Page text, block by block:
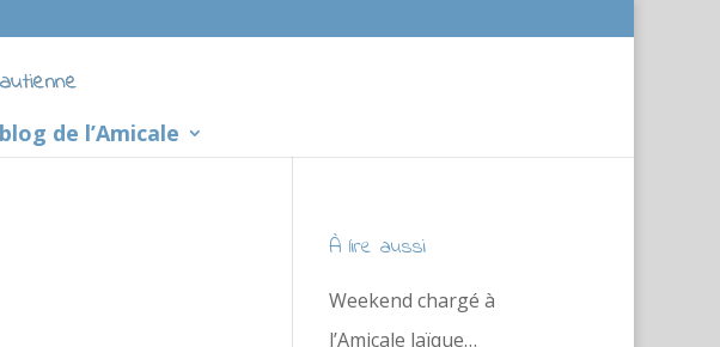
de l’Amicale
À lire aussi
Weekend chargé à
l’Amicale laïque…